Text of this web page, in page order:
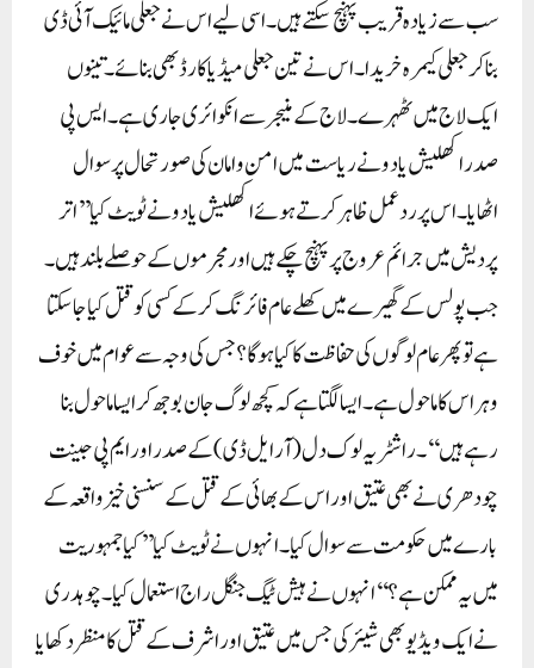
سب سے زیادہ قریب پہنچ سکتے ہیں۔ اسی لیے اس نے جعلی مائیک آئی ڈی
بنا کر جعلی کیمرہ خریدا۔ اس نے تین جعلی میڈیا کارڈ بھی بنائے۔ تینوں
ایک لاج میں ٹھہرے۔ لاج کے منیجر سے انکوائری جاری ہے۔ ایس پی
صدر اکھلیش یادو نے ریاست میں امن و امان کی صورتحال پر سوال
اٹھایا۔ اس پر ردعمل ظاہر کرتے ہوئے اکھلیش یادو نے ٹویٹ کیا’’اتر
پردیش میں جرائم عروج پر پہنچ چکے ہیں اور مجرموں کے حوصلے بلند ہیں۔
جب پولس کے گھیرے میں کھلے عام فائرنگ کر کے کسی کو قتل کیا جا سکتا
ہے تو پھر عام لوگوں کی حفاظت کا کیا ہوگا؟ جس کی وجہ سے عوام میں خوف
و ہراس کا ماحول ہے۔ ایسا لگتا ہے کہ کچھ لوگ جان بوجھ کر ایسا ماحول بنا
رہے ہیں‘‘۔ راشٹریہ لوک دل (آر ایل ڈی) کے صدر اور ایم پی جینت
چودھری نے بھی عتیق اور اس کے بھائی کے قتل کے سنسنی خیز واقعہ کے
بارے میں حکومت سے سوال کیا۔ انہوں نے ٹویٹ کیا ’’کیا جمہوریت
میں یہ ممکن ہے؟‘‘ انہوں نے ہیش ٹیگ جنگل راج استعمال کیا۔ چوہدری
نے ایک ویڈیو بھی شیئر کی جس میں عتیق اور اشرف کے قتل کا منظر دکھایا